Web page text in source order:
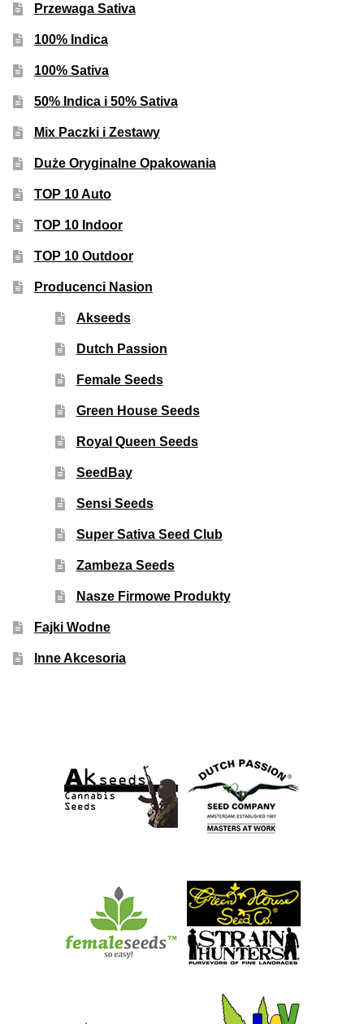
Przewaga Sativa
100% Indica
100% Sativa
50% Indica i 50% Sativa
Mix Paczki i Zestawy
Duże Oryginalne Opakowania
TOP 10 Auto
TOP 10 Indoor
TOP 10 Outdoor
Producenci Nasion
Akseeds
Dutch Passion
Female Seeds
Green House Seeds
Royal Queen Seeds
SeedBay
Sensi Seeds
Super Sativa Seed Club
Zambeza Seeds
Nasze Firmowe Produkty
Fajki Wodne
Inne Akcesoria